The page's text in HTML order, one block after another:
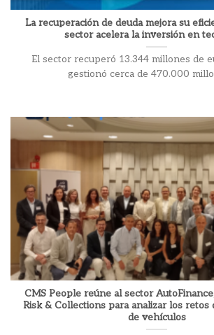
La recuperación de deuda mejora su
sector acelera la inversión en
El sector recuperó 13.344 millones de
gestionó cerca de 470.000
CMS People reúne al sector
Risk & Collections para analizar los retos
de vehículos